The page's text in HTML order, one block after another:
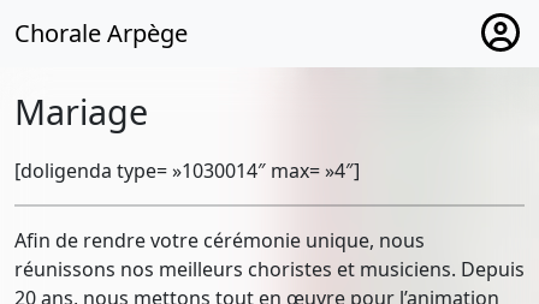
Chorale Arpège
Mariage
[doligenda type= »1030014″ max= »4″]
Afin de rendre votre cérémonie unique, nous
réunissons nos meilleurs choristes et musiciens. Depuis
20 ans, nous mettons tout en œuvre pour l’animation